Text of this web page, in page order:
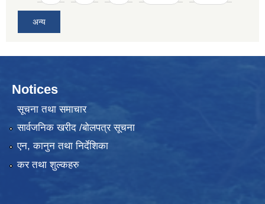
अन्य
Notices
सूचना तथा समाचार
सार्वजनिक खरीद /बोलपत्र सूचना
एन, कानुन तथा निर्देशिका
कर तथा शुल्कहरु